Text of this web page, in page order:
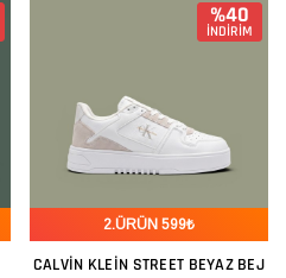
%40
İNDİRİM
2.ÜRÜN 599₺
CALVIN KLEIN STREET BEYAZ BEJ